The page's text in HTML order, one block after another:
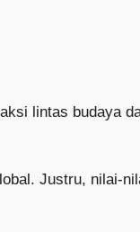
lintas budaya
Justru, nilai-